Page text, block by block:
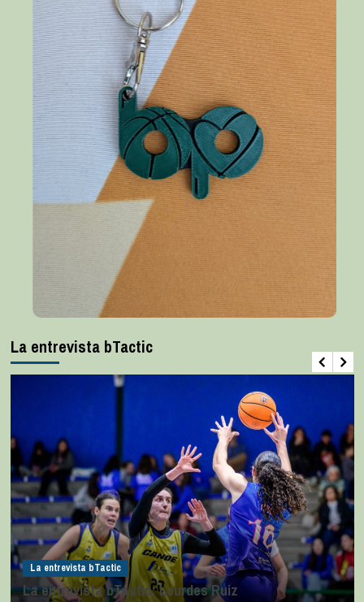
La entrevista bTactic
La entrevista bTactic
La entrevista bTactic: Lourdes Ruiz